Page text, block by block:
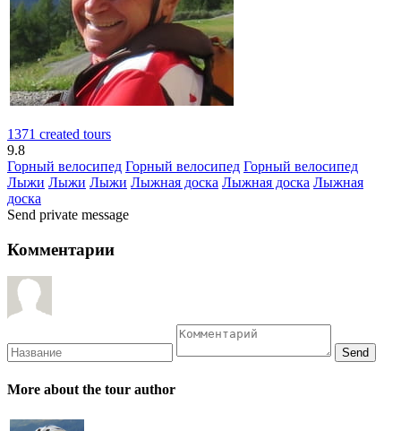
1371 created tours
9.8
Горный велосипед Горный велосипед Горный велосипед
Лыжи Лыжи Лыжи Лыжная доска Лыжная доска Лыжная
доска
Send private message
Комментарии
More about the tour author